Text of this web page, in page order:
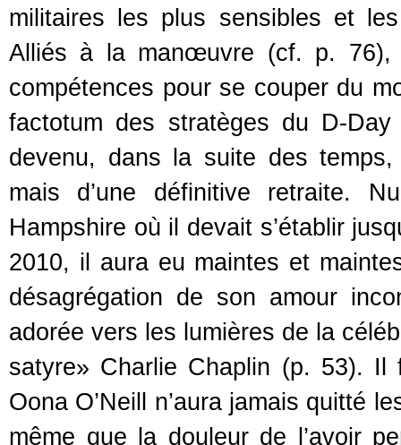
militaires les plus sensibles et
Alliés à la manœuvre (cf. p. 76),
compétences pour se couper du
factotum des stratèges du D-
devenu, dans la suite des temps,
mais d’une définitive retraite.
Hampshire où il devait s’établir
2010, il aura eu maintes et
désagrégation de son amour
adorée vers les lumières de la
satyre» Charlie Chaplin (p. 53). Il
Oona O’Neill n’aura jamais quitté
même que la douleur de l’avoir